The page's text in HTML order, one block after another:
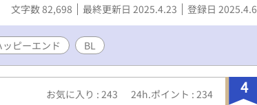
文字数 82,698 最終更新日 2025.4.23 登録日 2025.4.6
ッピーエンド BL
4
お気に入り : 243 24h.ポイント : 234